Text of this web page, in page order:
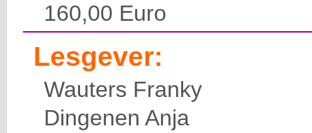
160,00 Euro
Lesgever:
Wauters Franky
Dingenen Anja